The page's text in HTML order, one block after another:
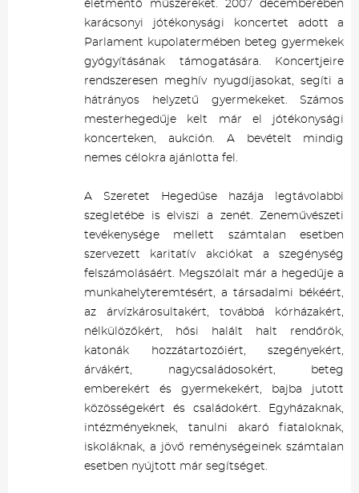
életmentő műszereket. 2007 decemberében
karácsonyi jótékonysági koncertet adott a
Parlament kupolatermében beteg gyermekek
gyógyításának támogatására. Koncertjeire
rendszeresen meghív nyugdíjasokat, segíti a
hátrányos helyzetű gyermekeket. Számos
mesterhegedűje kelt már el jótékonysági
koncerteken, aukción. A bevételt mindig
nemes célokra ajánlotta fel.
A Szeretet Hegedűse hazája legtávolabbi
szegletébe is elviszi a zenét. Zeneművészeti
tevékenysége mellett számtalan esetben
szervezett karitatív akciókat a szegénység
felszámolásáért. Megszólalt már a hegedűje a
munkahelyteremtésért, a társadalmi békéért,
az árvízkárosultakért, továbbá kórházakért,
nélkülözőkért, hősi halált halt rendőrök,
katonák hozzátartozóiért, szegényekért,
árvákért, nagycsaládosokért, beteg
emberekért és gyermekekért, bajba jutott
közösségekért és családokért. Egyházaknak,
intézményeknek, tanulni akaró fiataloknak,
iskoláknak, a jövő reménységeinek számtalan
esetben nyújtott már segítséget.